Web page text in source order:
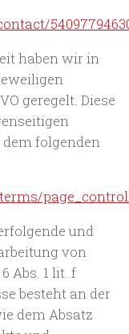
haben wir in
geregelt. Diese
folgenden
und
von
Abs. 1 lit. f
besteht an der
dem Absatz